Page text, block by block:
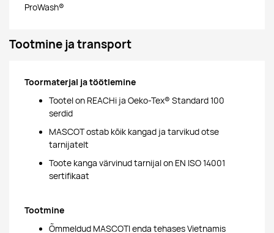
ProWash®
Tootmine ja transport
Toormaterjal ja töötlemine
Tootel on REACHi ja Oeko-Tex® Standard 100
serdid
MASCOT ostab kõik kangad ja tarvikud otse
tarnijatelt
Toote kanga värvinud tarnijal on EN ISO 14001
sertifikaat
Tootmine
Õmmeldud MASCOTI enda tehases Vietnamis